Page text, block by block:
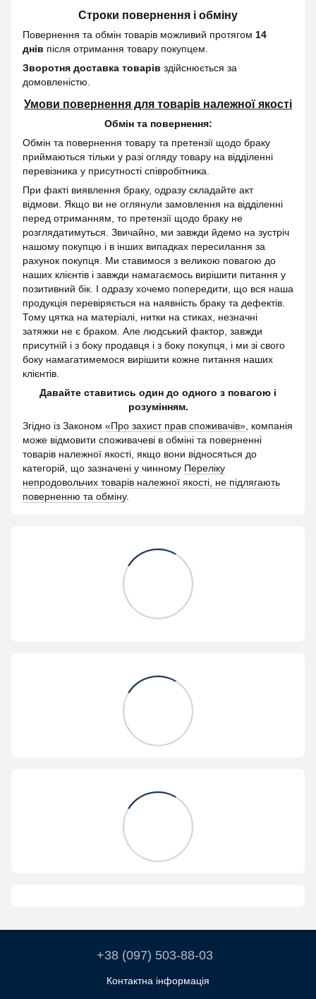
Строки повернення і обміну
Повернення та обмін товарів можливий протягом 14
днів після отримання товару покупцем.
Зворотня доставка товарів здійснюється за
домовленістю.
Умови повернення для товарів належної якості
Обмін та повернення:
Обмін та повернення товару та претензії щодо браку
приймаються тільки у разі огляду товару на відділенні
перевізника у присутності співробітника.
При факті виявлення браку, одразу складайте акт
відмови. Якщо ви не оглянули замовлення на відділенні
перед отриманням, то претензії щодо браку не
розглядатимуться. Звичайно, ми завжди йдемо на зустріч
нашому покупцю і в інших випадках пересилання за
рахунок покупця. Ми ставимося з великою повагою до
наших клієнтів і завжди намагаємось вирішити питання у
позитивний бік. І одразу хочемо попередити, що вся наша
продукція перевіряється на наявність браку та дефектів.
Тому цятка на матеріалі, нитки на стиках, незначні
затяжки не є браком. Але людський фактор, завжди
присутній і з боку продавця і з боку покупця, і ми зі свого
боку намагатимемося вирішити кожне питання наших
клієнтів.
Давайте ставитись один до одного з повагою і
розумінням.
Згідно із Законом «Про захист прав споживачів» , компанія
може відмовити споживачеві в обміні та поверненні
товарів належної якості, якщо вони відносяться до
категорій, що зазначені у чинному Переліку
непродовольчих товарів належної якості, не підлягають
поверненню та обміну.
+38 (097) 503-88-03
Контактна інформація